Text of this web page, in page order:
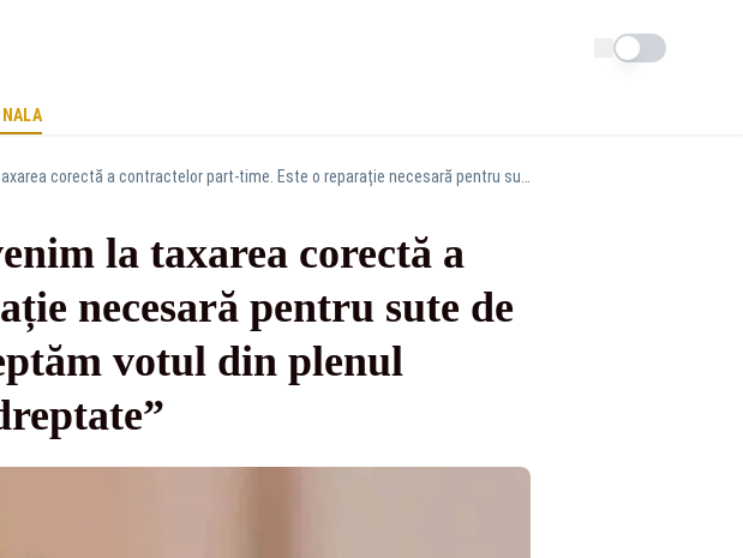
Schimba tema
la taxarea corectă a
necesară pentru sute de
votul din plenul